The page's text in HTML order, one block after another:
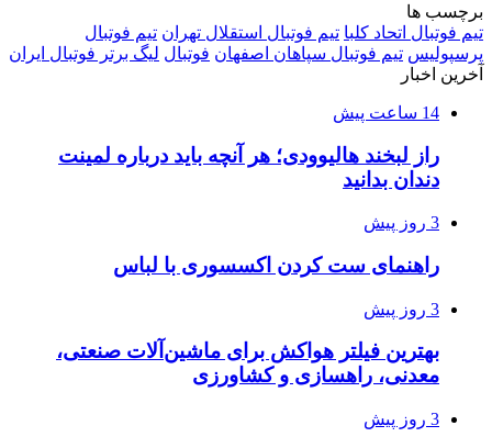
برچسب ها
تیم فوتبال اتحاد کلبا تیم فوتبال استقلال تهران تیم فوتبال
پرسپولیس تیم فوتبال سپاهان اصفهان فوتبال لیگ برتر فوتبال ایران
آخرین اخبار
14 ساعت پیش
راز لبخند هالیوودی؛ هر آنچه باید درباره لمینت
دندان بدانید
3 روز پیش
راهنمای ست کردن اکسسوری با لباس
3 روز پیش
بهترین فیلتر هواکش برای ماشین‌آلات صنعتی،
معدنی، راهسازی و کشاورزی
3 روز پیش